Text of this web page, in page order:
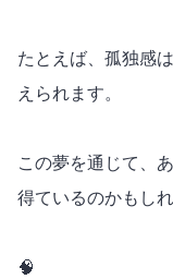
たとえば、孤独感
えられます。
この夢を通じて、
得ているのかもしれ
🧠